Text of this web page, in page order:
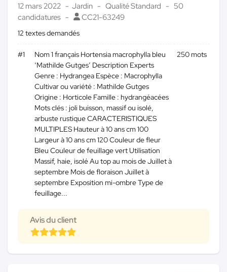
12 mars 2022 Jardin Qualité Standard
50
candidatures
CC21-63249
12 textes demandés
#1
Nom 1 français Hortensia macrophylla bleu
‘Mathilde Gutges’ Description Experts
Genre : Hydrangea Espèce : Macrophylla
Cultivar ou variété : Mathilde Gutges
Origine : Horticole Famille : hydrangéacées
Mots clés : joli buisson, massif ou isolé,
arbuste rustique CARACTERISTIQUES
MULTIPLES Hauteur à 10 ans cm 100
Largeur à 10 ans cm 120 Couleur de fleur
Bleu Couleur de feuillage vert Utilisation
Massif, haie, isolé Au top au mois de Juillet à
septembre Mois de floraison Juillet à
septembre Exposition mi-ombre Type de
feuillage...
250 mots
Avis du client